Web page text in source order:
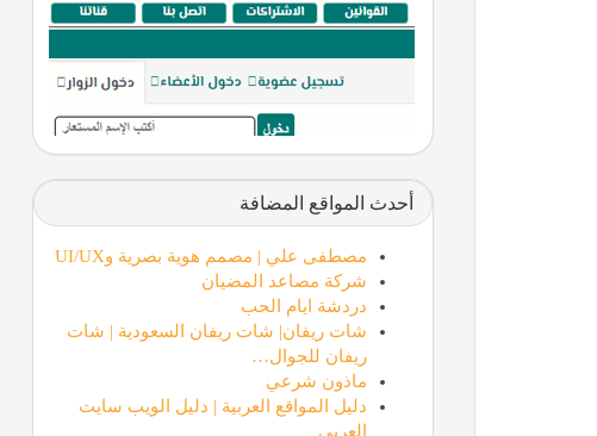
أحدث المواقع المضافة
مصطفى علي | مصمم هوية بصرية وUI/UX
شركة مصاعد المضيان
دردشة ايام الحب
شات ريفان| شات ريفان السعودية | شات
ريفان للجوال…
ماذون شرعي
دليل المواقع العربية | دليل الويب سايت
العربي